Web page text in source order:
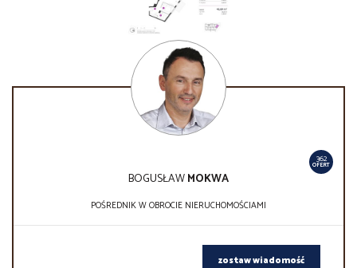
362
OFERT
BOGUSŁAWMOKWA
POŚREDNIK W OBROCIE NIERUCHOMOŚCIAMI
zostaw wiadomość